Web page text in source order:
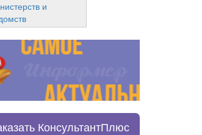
и
КонсультантПлюс